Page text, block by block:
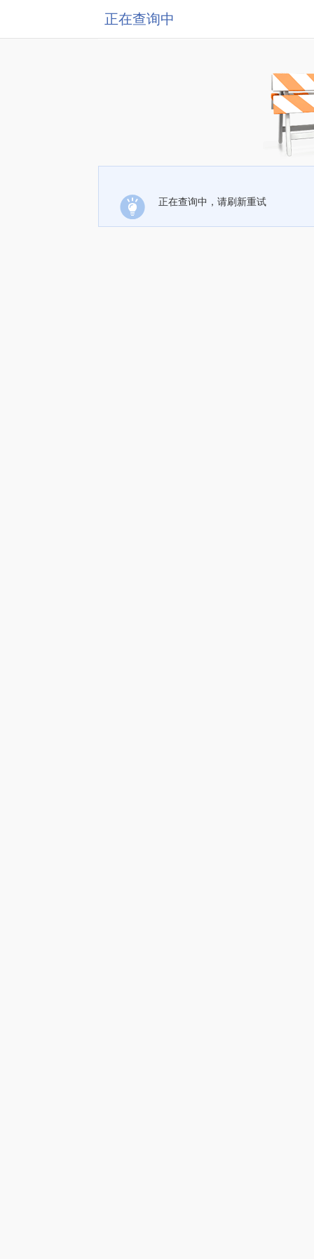
正在查询中
正在查询中，请刷新重试